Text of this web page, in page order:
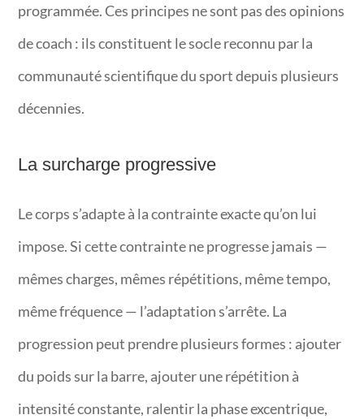
programmée. Ces principes ne sont pas des opinions
de coach : ils constituent le socle reconnu par la
communauté scientifique du sport depuis plusieurs
décennies.
La surcharge progressive
Le corps s’adapte à la contrainte exacte qu’on lui
impose. Si cette contrainte ne progresse jamais —
mêmes charges, mêmes répétitions, même tempo,
même fréquence — l’adaptation s’arrête. La
progression peut prendre plusieurs formes : ajouter
du poids sur la barre, ajouter une répétition à
intensité constante, ralentir la phase excentrique,